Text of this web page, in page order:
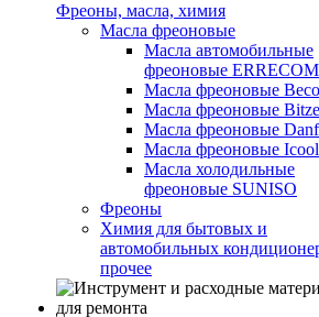
Фреоны, масла, химия
Масла фреоновые
Масла автомобильные
фреоновые ERRECOM
Масла фреоновые
Масла фреоновые
Масла фреоновые
Масла фреоновые Icool
Масла холодильные
фреоновые SUNISO
Фреоны
Химия для бытовых и
автомобильных
прочее